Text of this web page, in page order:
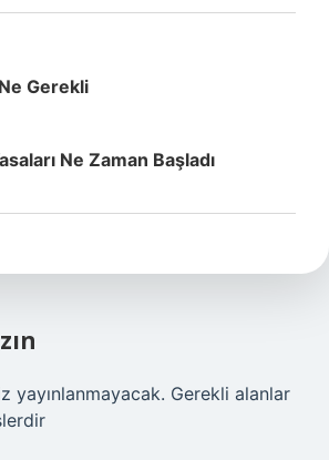
Gerekli
Ne Zaman Başladı
yayınlanmayacak. Gerekli alanlar